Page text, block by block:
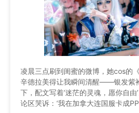
凌晨三点刷到闺蜜的微博，她cos的
辛德拉美得让我瞬间清醒——银发紫
下，配文写着‘迷茫的灵魂，愿你自
论区哭诉：‘我在加拿大连国服卡成